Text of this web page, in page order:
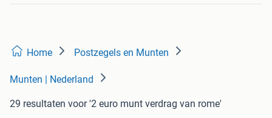
Home Postzegels en Munten
Munten | Nederland
29 resultaten voor '2 euro munt verdrag van rome'